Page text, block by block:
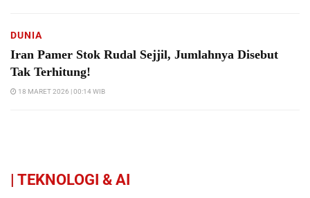
DUNIA
Iran Pamer Stok Rudal Sejjil, Jumlahnya Disebut
Tak Terhitung!
18 MARET 2026 | 00:14 WIB
| TEKNOLOGI & AI